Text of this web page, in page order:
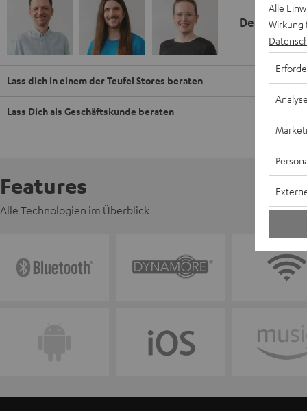
Deine
Lass dich in einem der Teufel Stores beraten
Lass Dich als Geschäftskunde beraten
Features
Alle Technologien im Überblick
Alle
Wirkung
Analyse